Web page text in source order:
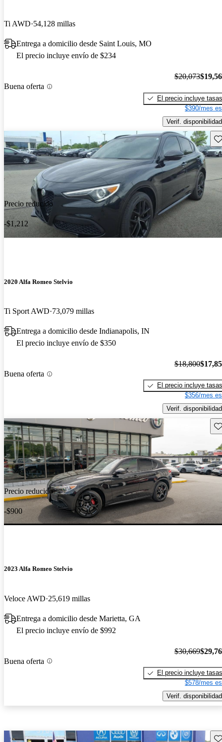
Ti AWD 54,128 millas
Entrega a domicilio desde Saint Louis, MO
El precio incluye envío de $234
Buena oferta
$20,073
El precio incluye tasas
$390/mes
Verif. disponibilidad
Precio reducido
-$1,212
2020 Alfa Romeo Stelvio
Ti Sport AWD 73,079 millas
Entrega a domicilio desde Indianapolis, IN
El precio incluye envío de $350
Buena oferta
$18,800
El precio incluye tasas
$356/mes
Verif. disponibilidad
Precio reducido
-$900
2023 Alfa Romeo Stelvio
Veloce AWD 25,619 millas
Entrega a domicilio desde Marietta, GA
El precio incluye envío de $992
Buena oferta
$30,669
El precio incluye tasas
$578/mes
Verif. disponibilidad